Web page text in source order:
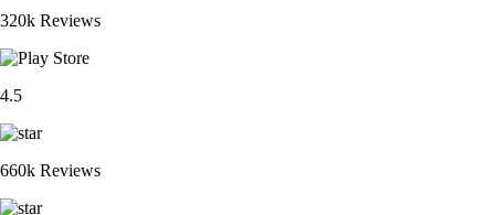
320k Reviews
4.5
660k Reviews